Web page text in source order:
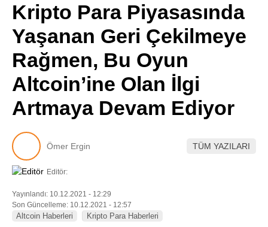
Youtube
TikTok
LinkedIn
Telegram
Kripto Para Piyasasında
Yaşanan Geri Çekilmeye
Rağmen, Bu Oyun
Altcoin’ine Olan İlgi
Artmaya Devam Ediyor
Ömer Ergin TÜM YAZILARI
Editör:
Yayınlandı: 10.12.2021 - 12:29
Son Güncelleme: 10.12.2021 - 12:57
Altcoin Haberleri Kripto Para Haberleri